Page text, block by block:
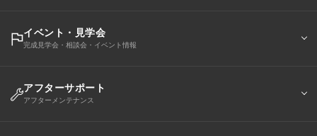
イベント・見学会
完成見学会・相談会・イベント情報
アフターサポート
アフターメンテナンス